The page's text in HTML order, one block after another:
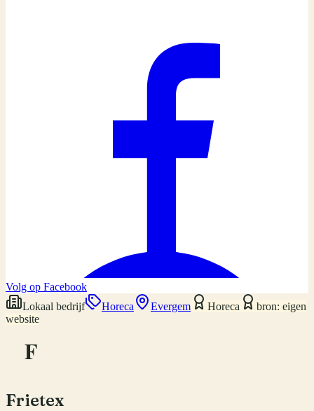
Volg op Facebook
Lokaal bedrijf
Horeca Evergem Horeca
bron: eigen
website
F
Frietex